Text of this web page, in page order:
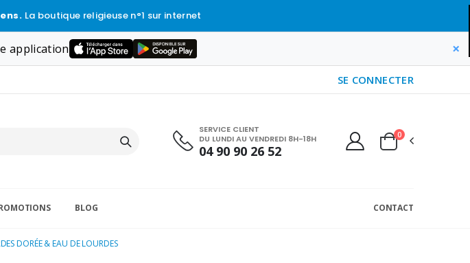
La boutique religieuse n°1 sur internet
application ×
SE CONNECTER
SERVICE CLIENT
DU LUNDI AU VENDREDI 8H-18H
04 90 90 26 52
0
BLOG CONTACT
DORÉE & EAU DE LOURDES